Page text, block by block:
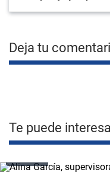
Deja tu
Te puede